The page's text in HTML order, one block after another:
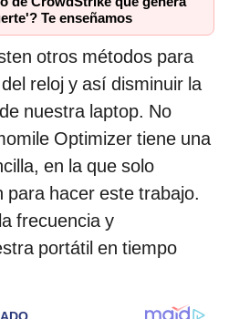
Te enseñamos
otros métodos para
reloj y así disminuir la
nuestra laptop. No
Optimizer tiene una
en la que solo
para hacer este trabajo.
frecuencia y
portátil en tiempo